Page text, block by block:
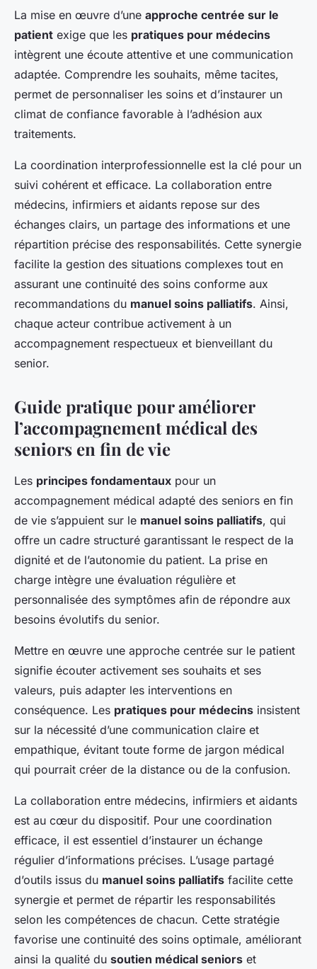
La mise en œuvre d’une approche centrée sur le
patient exige que les pratiques pour médecins
intègrent une écoute attentive et une communication
adaptée. Comprendre les souhaits, même tacites,
permet de personnaliser les soins et d’instaurer un
climat de confiance favorable à l’adhésion aux
traitements.
La coordination interprofessionnelle est la clé pour un
suivi cohérent et efficace. La collaboration entre
médecins, infirmiers et aidants repose sur des
échanges clairs, un partage des informations et une
répartition précise des responsabilités. Cette synergie
facilite la gestion des situations complexes tout en
assurant une continuité des soins conforme aux
recommandations du manuel soins palliatifs. Ainsi,
chaque acteur contribue activement à un
accompagnement respectueux et bienveillant du
senior.
Guide pratique pour améliorer
l’accompagnement médical des
seniors en fin de vie
Les principes fondamentaux pour un
accompagnement médical adapté des seniors en fin
de vie s’appuient sur le manuel soins palliatifs, qui
offre un cadre structuré garantissant le respect de la
dignité et de l’autonomie du patient. La prise en
charge intègre une évaluation régulière et
personnalisée des symptômes afin de répondre aux
besoins évolutifs du senior.
Mettre en œuvre une approche centrée sur le patient
signifie écouter activement ses souhaits et ses
valeurs, puis adapter les interventions en
conséquence. Les pratiques pour médecins insistent
sur la nécessité d’une communication claire et
empathique, évitant toute forme de jargon médical
qui pourrait créer de la distance ou de la confusion.
La collaboration entre médecins, infirmiers et aidants
est au cœur du dispositif. Pour une coordination
efficace, il est essentiel d’instaurer un échange
régulier d’informations précises. L’usage partagé
d’outils issus du manuel soins palliatifs facilite cette
synergie et permet de répartir les responsabilités
selon les compétences de chacun. Cette stratégie
favorise une continuité des soins optimale, améliorant
ainsi la qualité du soutien médical seniors et